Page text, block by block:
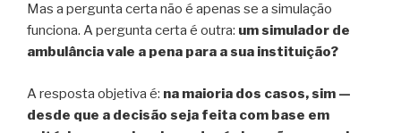
Mas a pergunta certa não é apenas se a simulação
funciona. A pergunta certa é outra: um simulador de
ambulância vale a pena para a sua instituição?
A resposta objetiva é: na maioria dos casos, sim —
desde que a decisão seja feita com base em